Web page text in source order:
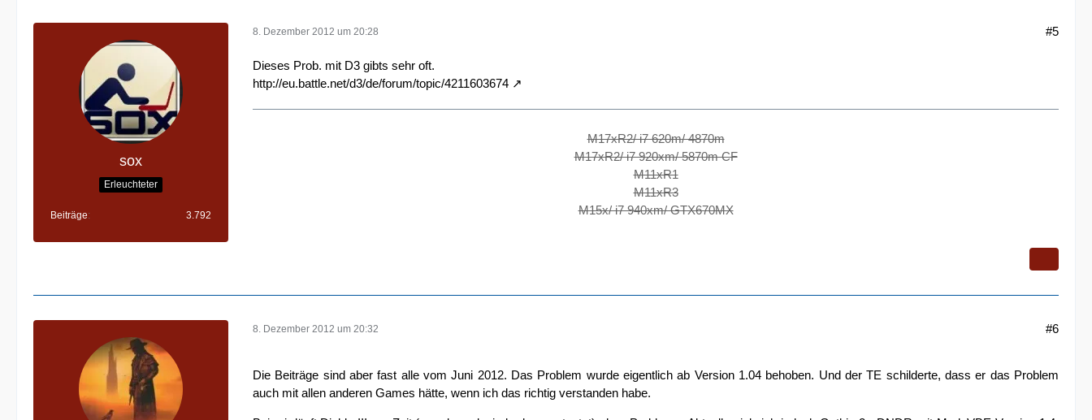
sox
Erleuchteter
Beiträge 3.792
8. Dezember 2012 um 20:28 #5
Dieses Prob. mit D3 gibts sehr oft.
http://eu.battle.net/d3/de/forum/topic/4211603674
M17xR2/ i7 620m/ 4870m
M17xR2/ i7 920xm/ 5870m CF
M11xR1
M11xR3
M15x/ i7 940xm/ GTX670MX
8. Dezember 2012 um 20:32 #6
Die Beiträge sind aber fast alle vom Juni 2012. Das Problem wurde eigentlich ab Version 1.04 behoben. Und der TE schilderte, dass er das Problem
auch mit allen anderen Games hätte, wenn ich das richtig verstanden habe.